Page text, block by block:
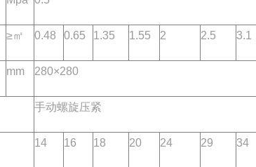
≥㎡ 0.48 0.65 1.35 1.55 2 2.5 3.1
mm 280×280
手动螺旋压紧
14 16 18 20 24 29 34